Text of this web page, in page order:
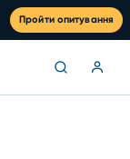
Пройти опитування